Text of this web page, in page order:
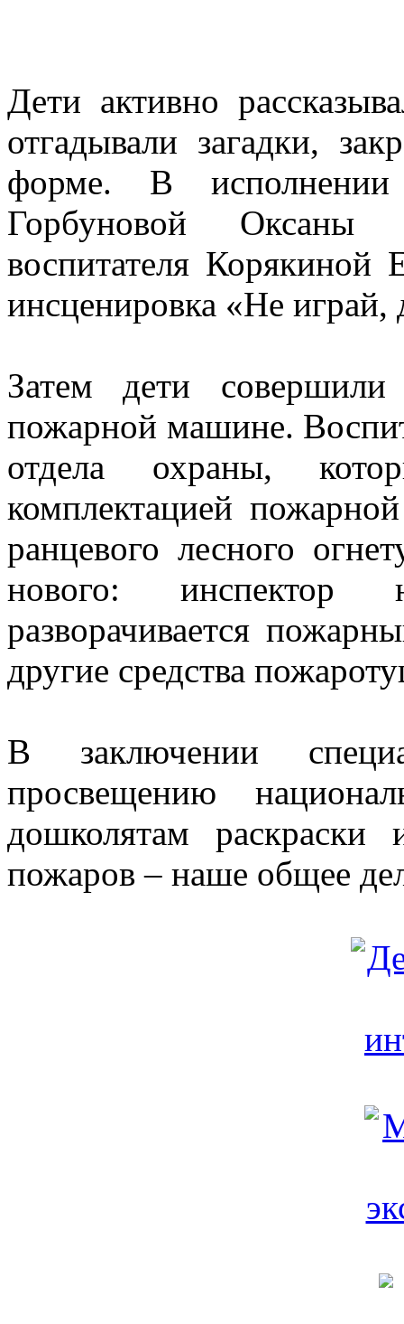
Дети активно
отгадывали загадки,
форме. В
Горбуновой
воспитателя Корякиной
инсценировка «Не
Затем дети совершили
пожарной машине.
отдела охраны,
комплектацией
ранцевого лесного
нового: инспектор
разворачивается
другие средства
В заключении
просвещению
дошколятам
пожаров – наше общее